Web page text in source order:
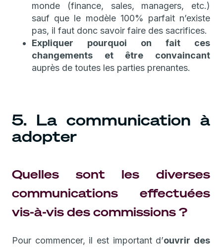
monde (finance, sales, managers, etc.)
sauf que le modèle 100% parfait n’existe
pas, il faut donc savoir faire des sacrifices.
Expliquer pourquoi on fait ces
changements et être convaincant
auprès de toutes les parties prenantes.
5. La communication à
adopter
Quelles sont les diverses
communications effectuées
vis-à-vis des commissions ?
Pour commencer, il est important d’ouvrir des